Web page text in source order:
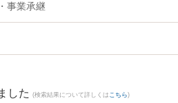
事業承継
した (検索結果について詳しくは こちら)